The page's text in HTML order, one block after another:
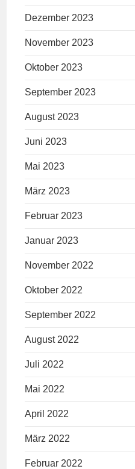
Dezember 2023
November 2023
Oktober 2023
September 2023
August 2023
Juni 2023
Mai 2023
März 2023
Februar 2023
Januar 2023
November 2022
Oktober 2022
September 2022
August 2022
Juli 2022
Mai 2022
April 2022
März 2022
Februar 2022